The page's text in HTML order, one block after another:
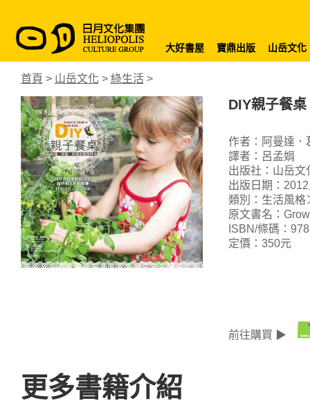
大好書屋 寶鼎出版 山岳文化
首頁 > 山岳文化 > 綠生活>
DIY親子餐
作者：阿曼達．
譯者：呂孟娟
出版社：山岳文
出版日期：
類別：生活風格
原文書名：
ISBN/條碼：
定價：350元
前往購買 ▶
更多書籍介紹